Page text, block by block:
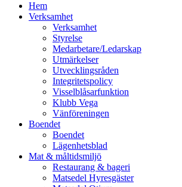
Hem
Verksamhet
Verksamhet
Styrelse
Medarbetare/Ledarskap
Utmärkelser
Utvecklingsråden
Integritetspolicy
Visselblåsarfunktion
Klubb Vega
Vänföreningen
Boendet
Boendet
Lägenhetsblad
Mat & måltidsmiljö
Restaurang & bageri
Matsedel Hyresgäster